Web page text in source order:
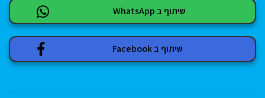
שיתוף ב WhatsApp
שיתוף ב Facebook